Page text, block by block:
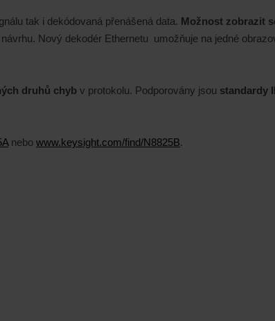
tak i dekódovaná přenášená data. Možnost zobrazit
Nový dekodér Ethernetu umožňuje na jedné
druhů chyb v protokolu. Podporovány jsou standardy
nebo www.keysight.com/find/N8825B.